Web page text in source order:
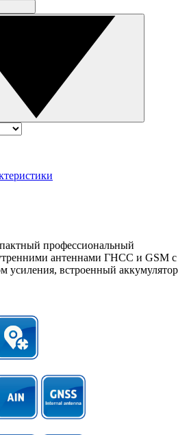
профессиональный
антеннами ГНСС и GSM с
усиления, встроенный аккумулятор